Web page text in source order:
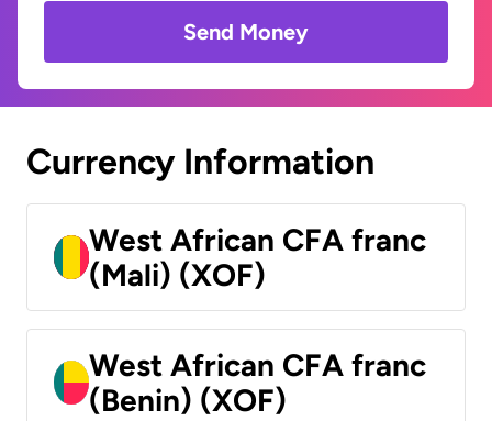
Send Money
Currency Information
West African CFA franc
(Mali) (XOF)
West African CFA franc
(Benin) (XOF)